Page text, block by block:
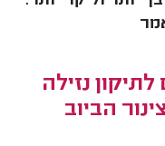
נזילה
הביוב